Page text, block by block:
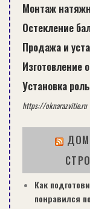
Монтаж
Остекление
Продажа и
Изготовление
Установка
https://oknarazvitie.ru
Как
понравился